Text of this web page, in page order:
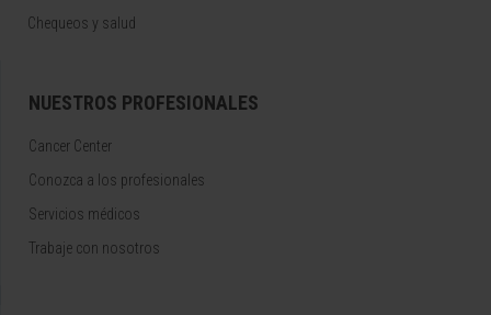
Chequeos y salud
NUESTROS PROFESIONALES
Cancer Center
Conozca a los profesionales
Servicios médicos
Trabaje con nosotros